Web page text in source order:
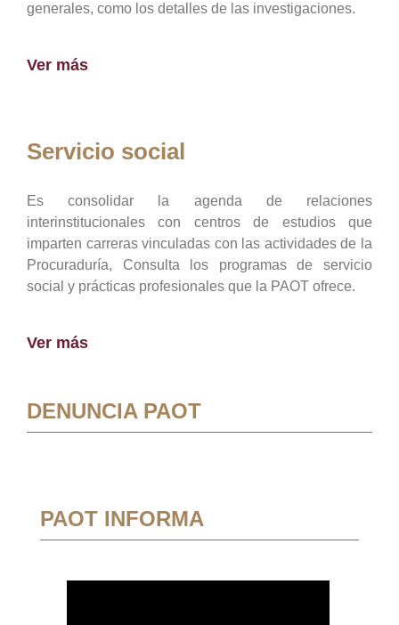
generales, como los detalles de las investigaciones.
Ver más
Servicio social
Es consolidar la agenda de relaciones
interinstitucionales con centros de estudios que
imparten carreras vinculadas con las actividades de la
Procuraduría, Consulta los programas de servicio
social y prácticas profesionales que la PAOT ofrece.
Ver más
DENUNCIA PAOT
PAOT INFORMA